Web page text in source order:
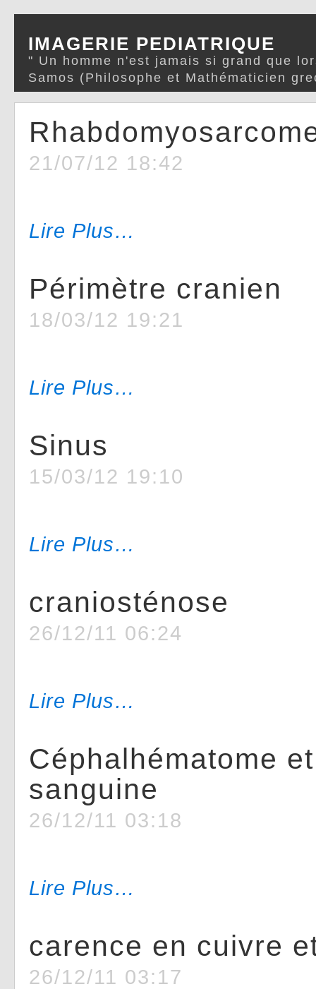
IMAGERIE PEDIATRIQUE
" Un homme n'est jamais si grand que
Samos (Philosophe et Mathématicien
21/07/12 18:42
Lire Plus…
Périmètre cranien
18/03/12 19:21
Lire Plus…
Sinus
15/03/12 19:10
Lire Plus…
craniosténose
26/12/11 06:24
Lire Plus…
Céphalhématome
sanguine
26/12/11 03:18
Lire Plus…
carence en cuivre
26/12/11 03:17